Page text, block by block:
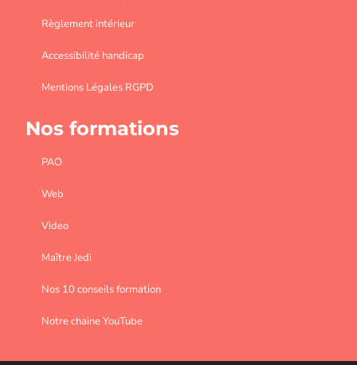
Règlement intérieur
Accessibilité handicap
Mentions Légales RGPD
Nos formations
PAO
Web
Video
Maître Jedi
Nos 10 conseils formation
Notre chaine YouTube